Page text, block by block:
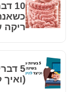
10
ריקה
5